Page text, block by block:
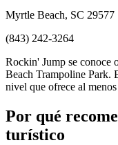
Myrtle Beach, SC 29577
(843) 242-3264
Rockin' Jump se conoce
Beach Trampoline Park.
nivel que ofrece al
Por qué
turístico